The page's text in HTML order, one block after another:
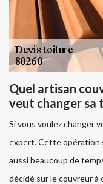
Quel artisan
veut changer sa
Si vous voulez changer
expert. Cette opération
aussi beaucoup de
décidé sur le couvreur à